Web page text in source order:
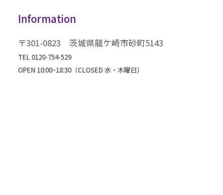
成人式までの流れ
Information
〒301-0823 茨城県龍ケ崎市砂町5143
TEL 0120-754-529
OPEN 10:00~18:30（CLOSED 水・木曜日）